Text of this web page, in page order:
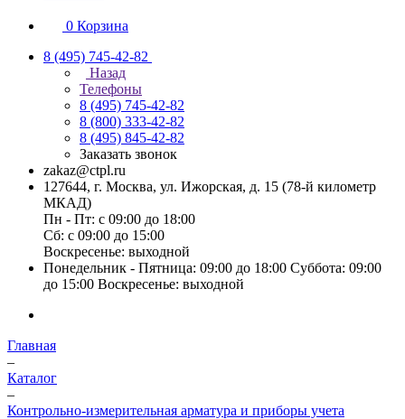
0 Корзина
8 (495) 745-42-82
Назад
Телефоны
8 (495) 745-42-82
8 (800) 333-42-82
8 (495) 845-42-82
Заказать звонок
zakaz@ctpl.ru
127644, г. Москва, ул. Ижорская, д. 15 (78-й километр
МКАД)
Пн - Пт: с 09:00 до 18:00
Сб: с 09:00 до 15:00
Воскресенье: выходной
Понедельник - Пятница: 09:00 до 18:00 Суббота: 09:00
до 15:00 Воскресенье: выходной
Главная
–
Каталог
–
Контрольно-измерительная арматура и приборы учета